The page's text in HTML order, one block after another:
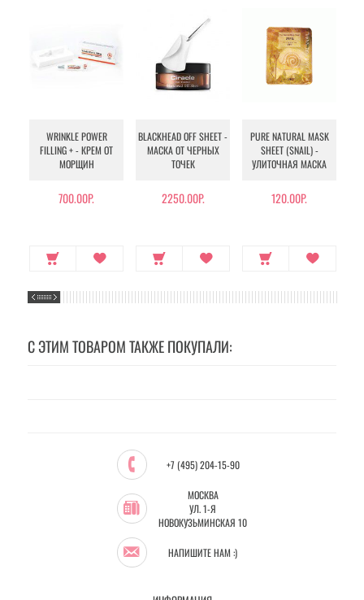
WRINKLE POWER
FILLING + - КРЕМ ОТ
МОРЩИН
700.00Р.
BLACKHEAD OFF SHEET -
МАСКА ОТ ЧЕРНЫХ
ТОЧЕК
2250.00Р.
PURE NATURAL MASK
SHEET (SNAIL) -
УЛИТОЧНАЯ МАСКА
120.00Р.
С ЭТИМ ТОВАРОМ ТАКЖЕ ПОКУПАЛИ:
+7 (495) 204-15-90
МОСКВА
УЛ. 1-Я
НОВОКУЗЬМИНСКАЯ 10
НАПИШИТЕ НАМ :)